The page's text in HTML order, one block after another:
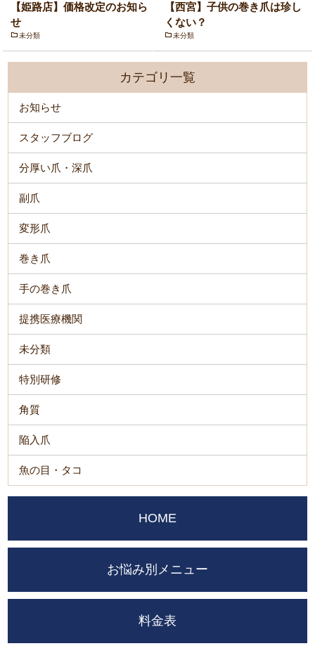
【姫路店】価格改定のお知ら
せ
未分類
【西宮】子供の巻き爪は珍し
くない？
未分類
カテゴリ一覧
お知らせ
スタッフブログ
分厚い爪・深爪
副爪
変形爪
巻き爪
手の巻き爪
提携医療機関
未分類
特別研修
角質
陥入爪
魚の目・タコ
HOME
お悩み別メニュー
料金表